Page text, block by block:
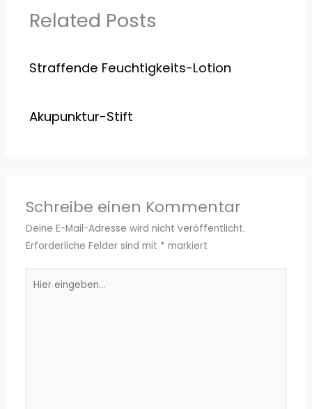
Related Posts
Straffende Feuchtigkeits-Lotion
Akupunktur-Stift
Schreibe einen Kommentar
Deine E-Mail-Adresse wird nicht veröffentlicht.
Erforderliche Felder sind mit * markiert
eingeben…